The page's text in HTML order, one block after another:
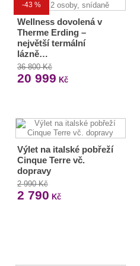
-43 %
Wellness dovolená v
Therme Erding –
největší termální
lázně…
36 800 Kč
20 999 Kč
Výlet na italské pobřeží
Cinque Terre vč.
dopravy
2 990 Kč
2 790 Kč